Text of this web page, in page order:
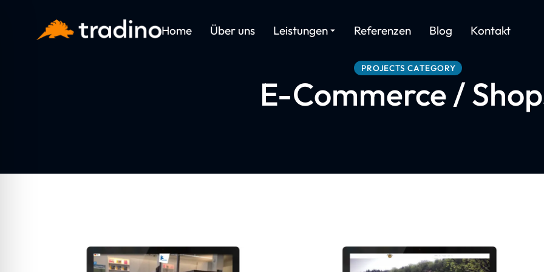
Home Über uns Leistungen Referenzen Blog Kontakt
PROJECTS CATEGORY
E-Commerce /